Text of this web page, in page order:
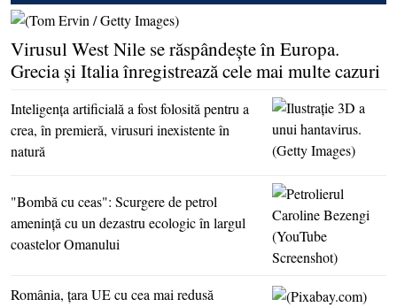
Virusul West Nile se răspândeşte în Europa.
Grecia şi Italia înregistrează cele mai multe cazuri
Inteligenţa artificială a fost folosită pentru a
crea, în premieră, virusuri inexistente în
natură
"Bombă cu ceas": Scurgere de petrol
ameninţă cu un dezastru ecologic în largul
coastelor Omanului
România, ţara UE cu cea mai redusă